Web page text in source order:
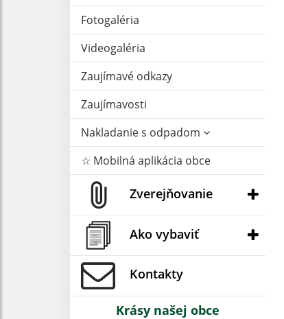
Fotogaléria
Videogaléria
Zaujímavé odkazy
Zaujímavosti
Nakladanie s odpadom
☆ Mobilná aplikácia obce
Zverejňovanie
Ako vybaviť
Kontakty
Krásy našej obce